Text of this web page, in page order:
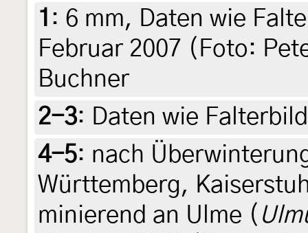
1 : 6 mm, Daten wie
Februar 2007 (Foto:
Buchner
2-3: Daten wie
4-5: nach
Württemberg,
minierend an Ulme (